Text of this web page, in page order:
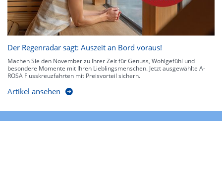
Der Regenradar sagt: Auszeit an Bord voraus!
Machen Sie den November zu Ihrer Zeit für Genuss, Wohlgefühl und
besondere Momente mit Ihren Lieblingsmenschen. Jetzt ausgewählte A-
ROSA Flusskreuzfahrten mit Preisvorteil sichern.
Artikel ansehen